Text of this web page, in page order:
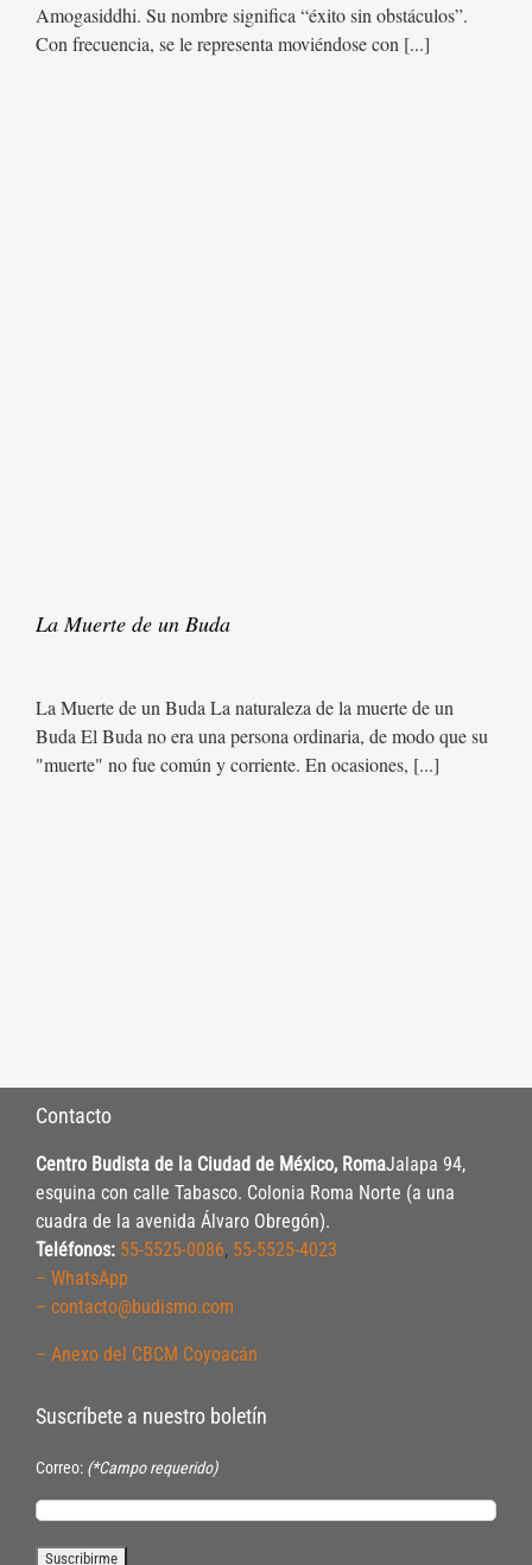
Amogasiddhi. Su nombre significa “éxito sin obstáculos”.
Con frecuencia, se le representa moviéndose con [...]
La Muerte de un Buda
La Muerte de un Buda La naturaleza de la muerte de un
Buda El Buda no era una persona ordinaria, de modo que su
"muerte" no fue común y corriente. En ocasiones, [...]
Contacto
Centro Budista de la Ciudad de México, RomaJalapa 94,
esquina con calle Tabasco. Colonia Roma Norte (a una
cuadra de la avenida Álvaro Obregón).
Teléfonos: 55-5525-0086, 55-5525-4023
– WhatsApp
– contacto@budismo.com
– Anexo del CBCM Coyoacán
Suscríbete a nuestro boletín
Correo: (*Campo requerido)